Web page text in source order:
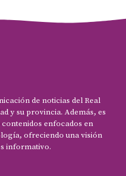
de noticias del Real
y su provincia. Además, es
enfocados en
ofreciendo una visión
informativo.